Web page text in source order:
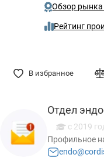
Обзор рынка
Рейтинг
В избранное
Отдел
с 2019
Профильное